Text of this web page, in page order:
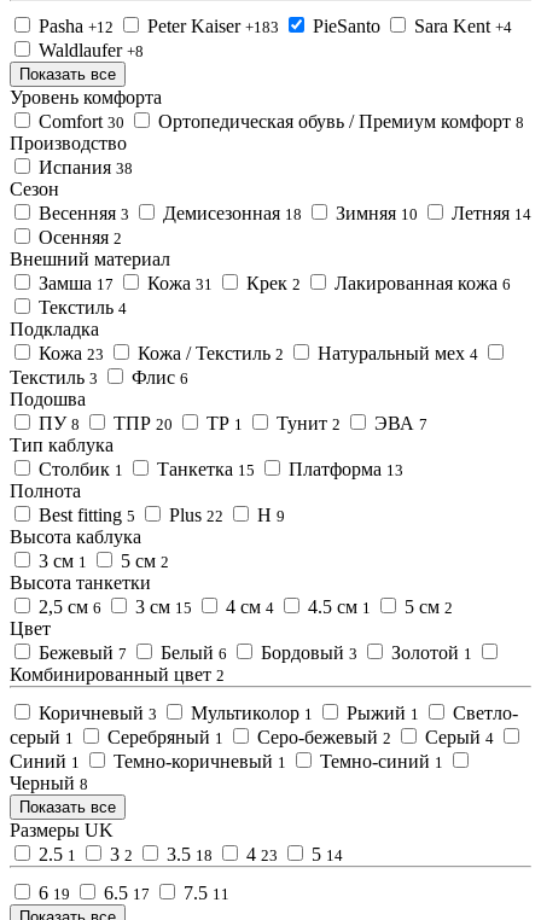
Pasha +12 Peter Kaiser +183 PieSanto Sara Kent +4
Waldlaufer +8
Показать все
Уровень комфорта
Comfort 30 Ортопедическая обувь / Премиум комфорт 8
Производство
Испания 38
Сезон
Весенняя 3 Демисезонная 18 Зимняя 10 Летняя 14
Осенняя 2
Внешний материал
Замша 17 Кожа 31 Крек 2 Лакированная кожа 6
Текстиль 4
Подкладка
Кожа 23 Кожа / Текстиль 2 Натуральный мех 4
Текстиль 3 Флис 6
Подошва
ПУ 8 ТПР 20 ТР 1 Тунит 2 ЭВА 7
Тип каблука
Столбик 1 Танкетка 15 Платформа 13
Полнота
Best fitting 5 Plus 22 H 9
Высота каблука
3 см 1 5 см 2
Высота танкетки
2,5 см 6 3 см 15 4 см 4 4.5 см 1 5 см 2
Цвет
Бежевый 7 Белый 6 Бордовый 3 Золотой 1
Комбинированный цвет 2
Коричневый 3 Мультиколор 1 Рыжий 1
Светло-
серый 1 Серебряный 1 Серо-бежевый 2 Серый 4
Синий 1 Темно-коричневый 1 Темно-синий 1
Черный 8
Показать все
Размеры UK
2.5 1 3 2 3.5 18 4 23 5 14
6 19 6.5 17 7.5 11